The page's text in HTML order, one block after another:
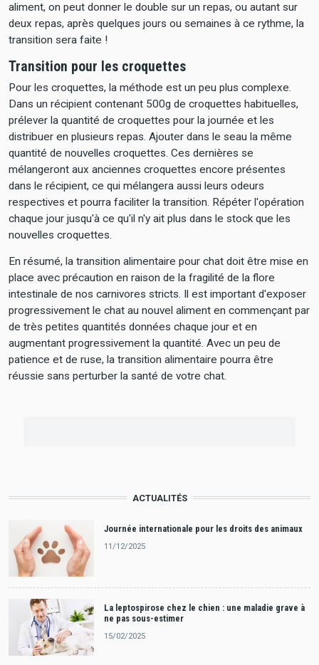
aliment, on peut donner le double sur un repas, ou autant sur
deux repas, après quelques jours ou semaines à ce rythme, la
transition sera faite !
Transition pour les croquettes
Pour les croquettes, la méthode est un peu plus complexe.
Dans un récipient contenant 500g de croquettes habituelles,
prélever la quantité de croquettes pour la journée et les
distribuer en plusieurs repas. Ajouter dans le seau la même
quantité de nouvelles croquettes. Ces dernières se
mélangeront aux anciennes croquettes encore présentes
dans le récipient, ce qui mélangera aussi leurs odeurs
respectives et pourra faciliter la transition. Répéter l'opération
chaque jour jusqu'à ce qu'il n'y ait plus dans le stock que les
nouvelles croquettes.
En résumé, la transition alimentaire pour chat doit être mise en
place avec précaution en raison de la fragilité de la flore
intestinale de nos carnivores stricts. Il est important d'exposer
progressivement le chat au nouvel aliment en commençant par
de très petites quantités données chaque jour et en
augmentant progressivement la quantité. Avec un peu de
patience et de ruse, la transition alimentaire pourra être
réussie sans perturber la santé de votre chat.
ACTUALITÉS
Journée internationale pour les droits des animaux
11/12/2025
La leptospirose chez le chien : une maladie grave à
ne pas sous-estimer
15/02/2025